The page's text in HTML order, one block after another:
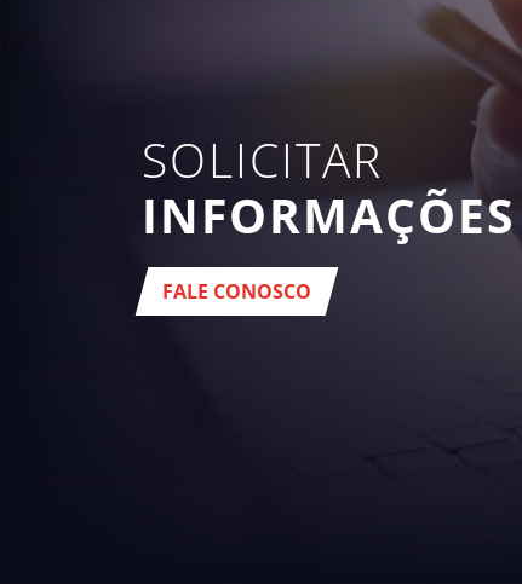
SOLICITAR
INFORMAÇÕES
FALE CONOSCO